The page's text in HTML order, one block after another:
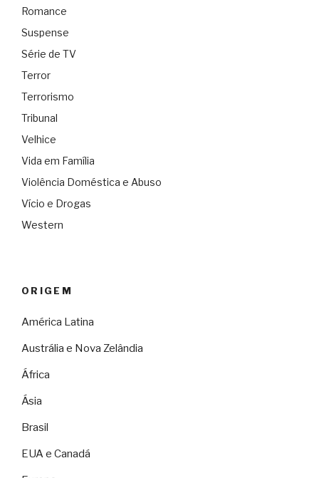
Romance
Suspense
Série de TV
Terror
Terrorismo
Tribunal
Velhice
Vida em Família
Violência Doméstica e Abuso
Vício e Drogas
Western
ORIGEM
América Latina
Austrália e Nova Zelândia
África
Ásia
Brasil
EUA e Canadá